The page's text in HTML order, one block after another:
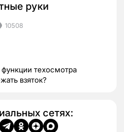
руки
10508
техосмотра
взяток?
сетях: